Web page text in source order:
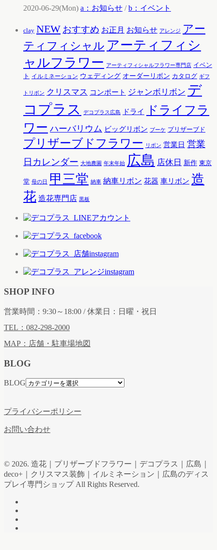
2020-06-29(Mon) a：お知らせ /b：イベント
clay NEW おすすめ お正月 お知らせ アレンジ アー
ティフィシャル アーティフィシ
ャルフラワー
アーティフィシャルフラワー専門店 イベン
ト イルミネーション ウェディング オーダーリボン カタログ ギフ
トリボン クリスマス コンポート ジャンボリボン デ
コプラス
デコプラス広島 ドライ
ドライフラ
ワー ハーバリウム ビッグリボン ブーケ プリザーブド
プリザーブドフラワー リボン 営業日 営業
日カレンダー 大地農園 年末年始 広島 店休日 新作 東京
堂 母の日 甲三堂 納車 納車リボン 花器 車リボン 造
花 造花専門店 黒板
SHOP INFO
営業時間：9:30～18:00 / 休業日：日曜・祝日
TEL：082-298-2000
MAP：店舗・駐車場地図
BLOG
BLOG
プライバシーポリシー
お問い合わせ
© 2026. 造花｜プリザーブドフラワー｜デコプラス｜広島｜
deco+｜クリスマス装飾｜イルミネーション｜広島のディス
プレイ専門ショップ All Rights Reserved.